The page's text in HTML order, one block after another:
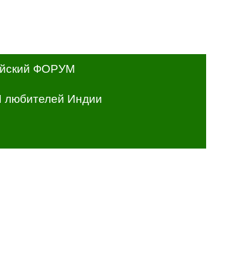
ФОРУМ
Индии